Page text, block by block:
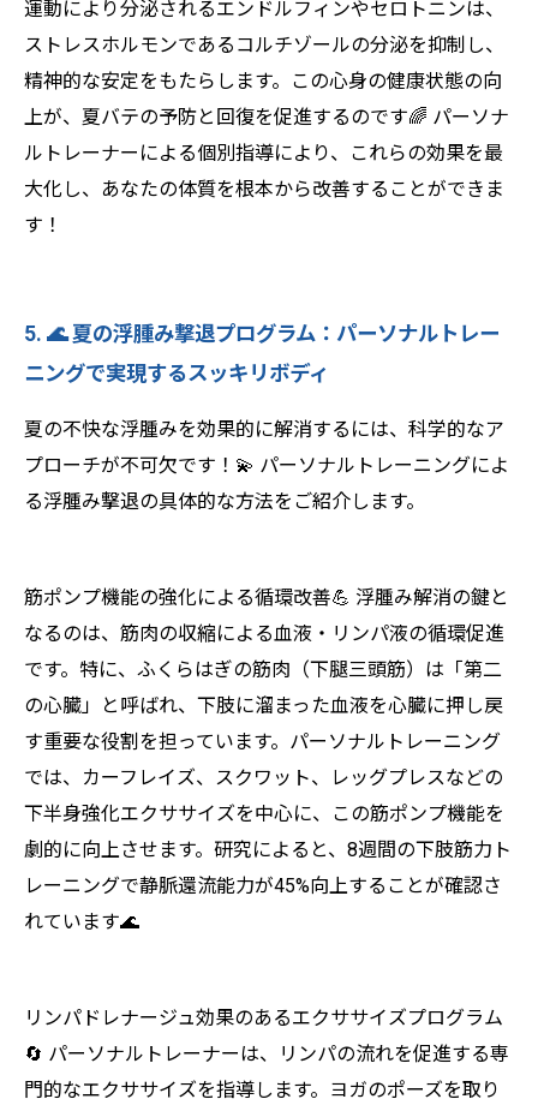
運動により分泌されるエンドルフィンやセロトニンは、
ストレスホルモンであるコルチゾールの分泌を抑制し、
精神的な安定をもたらします。この心身の健康状態の向
上が、夏バテの予防と回復を促進するのです🌈 パーソナ
ルトレーナーによる個別指導により、これらの効果を最
大化し、あなたの体質を根本から改善することができま
す！
5. 🌊 夏の浮腫み撃退プログラム：パーソナルトレー
ニングで実現するスッキリボディ
夏の不快な浮腫みを効果的に解消するには、科学的なア
プローチが不可欠です！💫 パーソナルトレーニングによ
る浮腫み撃退の具体的な方法をご紹介します。
筋ポンプ機能の強化による循環改善💪 浮腫み解消の鍵と
なるのは、筋肉の収縮による血液・リンパ液の循環促進
です。特に、ふくらはぎの筋肉（下腿三頭筋）は「第二
の心臓」と呼ばれ、下肢に溜まった血液を心臓に押し戻
す重要な役割を担っています。パーソナルトレーニング
では、カーフレイズ、スクワット、レッグプレスなどの
下半身強化エクササイズを中心に、この筋ポンプ機能を
劇的に向上させます。研究によると、8週間の下肢筋力ト
レーニングで静脈還流能力が45%向上することが確認さ
れています🌊
リンパドレナージュ効果のあるエクササイズプログラム
🔄 パーソナルトレーナーは、リンパの流れを促進する専
門的なエクササイズを指導します。ヨガのポーズを取り